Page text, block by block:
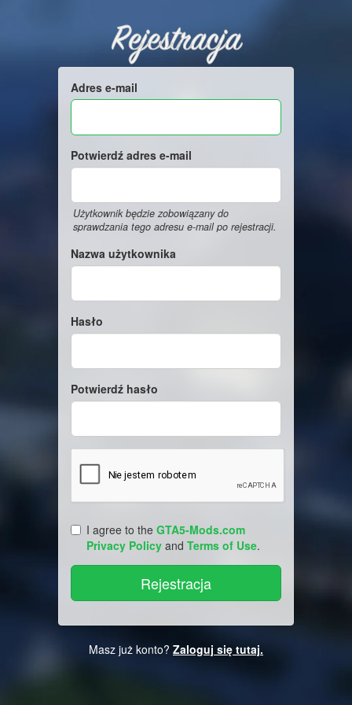
Rejestracja
Adres e-mail
Potwierdź adres e-mail
Użytkownik będzie zobowiązany do
sprawdzania tego adresu e-mail po rejestracji.
Nazwa użytkownika
Hasło
Potwierdź hasło
I agree to the GTA5-Mods.com
Privacy Policy and Terms of Use.
Masz już konto? Zaloguj się tutaj.